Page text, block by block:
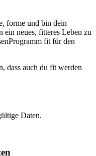
forme und bin dein
ein neues, fitteres Leben zu
fit für den
dass auch du fit werden
Daten.